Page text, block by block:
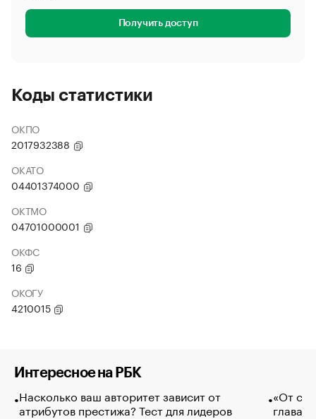
Получить доступ
Коды статистики
ОКПО
2017932388
ОКАТО
04401374000
ОКТМО
04701000001
ОКФС
16
ОКОГУ
4210015
Интересное на РБК
Насколько ваш авторитет зависит от
атрибутов престижа? Тест для лидеров
«От
глава